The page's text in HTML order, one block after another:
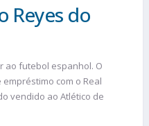
Reyes do
ao futebol espanhol. O
com o Real
vendido ao Atlético de